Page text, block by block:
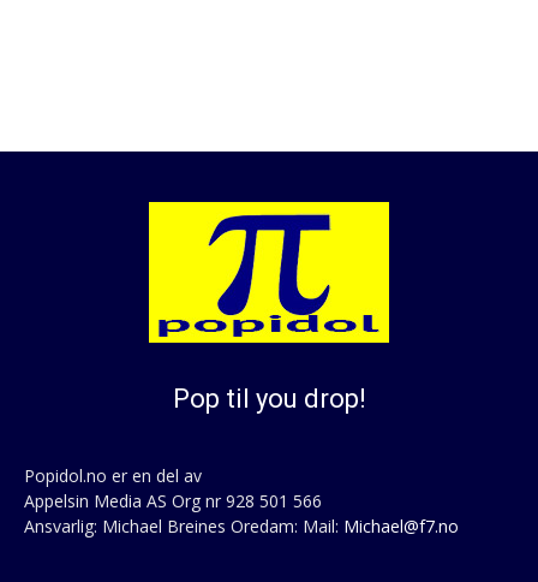
Pop til you drop!
Popidol.no er en del av
Appelsin Media AS Org nr 928 501 566
Ansvarlig: Michael Breines Oredam: Mail: Michael@f7.no